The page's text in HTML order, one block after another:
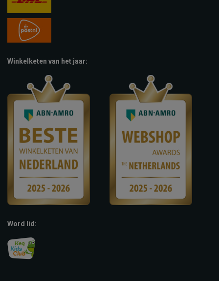
Winkelketen van het jaar:
Word lid: